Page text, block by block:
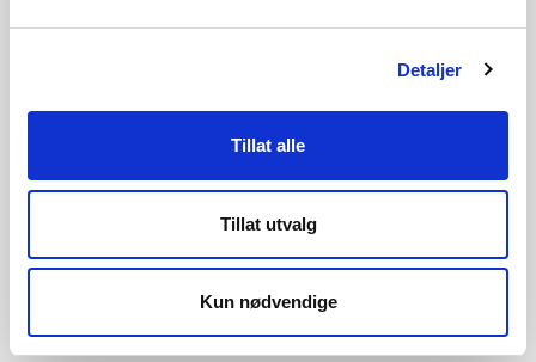
Detaljer
Tillat alle
Tillat utvalg
Kun nødvendige
Om analysen av strømforbruket i Norge: